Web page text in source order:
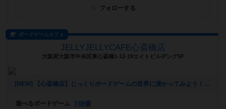
フォローする
ボードゲームカフェ
JELLYJELLYCAFE心斎橋店
大阪府大阪市中央区東心斎橋1-12-19エイトビルヂング5F
[NEW] 【心斎橋店】じっくりボードゲームの世界に浸かってみよう！平日重ゲー会【テラフォーミング・マーズ】（2024年08月28日 13時22分）
遊べるボードゲーム
749個